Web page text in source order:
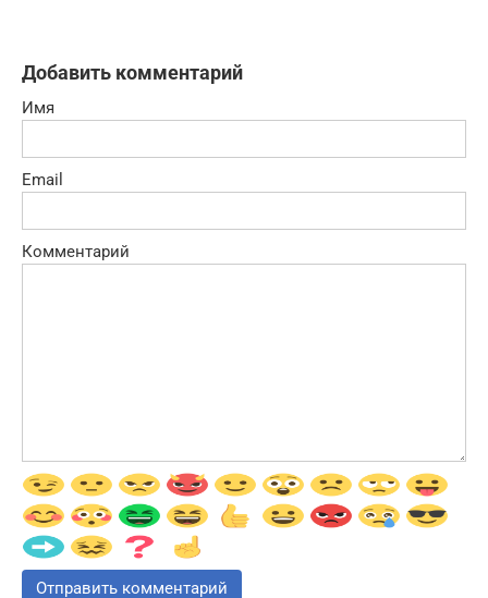
Добавить комментарий
Имя
Email
Комментарий